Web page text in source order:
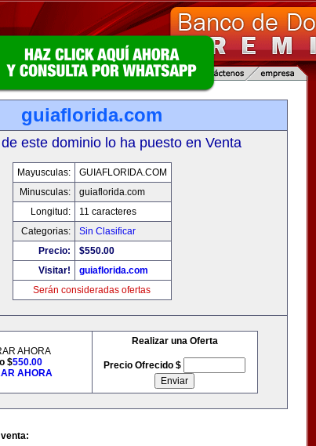
guiaflorida.com
este dominio lo ha puesto en Venta
Mayusculas:
GUIAFLORIDA.COM
Minusculas:
guiaflorida.com
Longitud:
11 caracteres
Categorias:
Sin Clasificar
Precio:
$550.00
Visitar!
guiaflorida.com
Serán consideradas ofertas
AHORA
$550.00
AHORA
Realizar una Oferta
Precio Ofrecido $